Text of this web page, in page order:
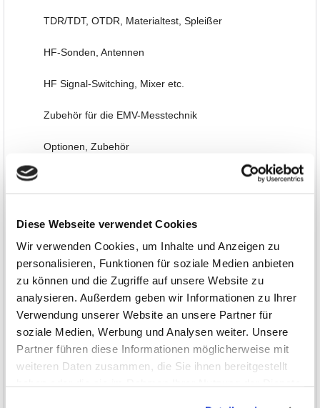
Diese Webseite verwendet Cookies
Wir verwenden Cookies, um Inhalte und Anzeigen zu
personalisieren, Funktionen für soziale Medien anbieten
zu können und die Zugriffe auf unsere Website zu
analysieren. Außerdem geben wir Informationen zu Ihrer
Verwendung unserer Website an unsere Partner für
soziale Medien, Werbung und Analysen weiter. Unsere
Partner führen diese Informationen möglicherweise mit
weiteren Daten zusammen, die Sie ihnen bereitgestellt
TDR/TDT, OTDR, Materialtest, Spleißer
HF-Sonden, Antennen
HF Signal-Switching, Mixer etc.
Zubehör für die EMV-Messtechnik
Optionen, Zubehör
Signal-Generatoren
Mess-/Steuer-Systeme
Embedded, PC-Einsteckkarten, FPGA
Thermografie, Temperatur, Akustik, Umwelt
Schnittstellen, Datenübertragung
Automotive